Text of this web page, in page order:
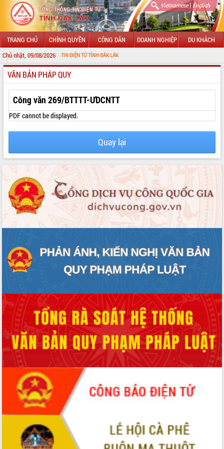
Vietnamese| English
TRANG CHỦ CHÍNH QUYỀN CÔNG DÂN DOANH NGHIỆP DU KHÁCH
Chủ nhật, 09/08/2026
CỔNG THÔNG TIN ĐIỆN TỬ TỈNH ĐẮK LẮK
GIỚI THIỆU
TIN TỨC SỰ KIỆN
UBND CÁC XÃ, PHƯỜNG
THÔNG TIN CHỈ ĐẠO ĐIỀU HÀNH
HỆ THỐNG VĂN BẢN
VĂN BẢN HĐND TỈNH
QUY HOẠCH - KẾ HOẠCH
VĂN BẢN PHÁP QUY
Công văn 269/BTTTT-ƯDCNTT
PDF cannot be displayed.
Quay lại